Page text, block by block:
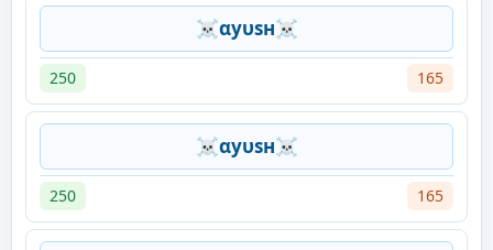
☠αуυѕн☠
250 165
☠αуυѕн☠
250 165